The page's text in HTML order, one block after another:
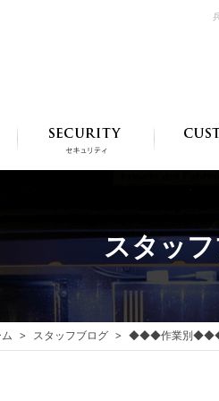
スタッ
スタッフブログ ◆◆◆作業別